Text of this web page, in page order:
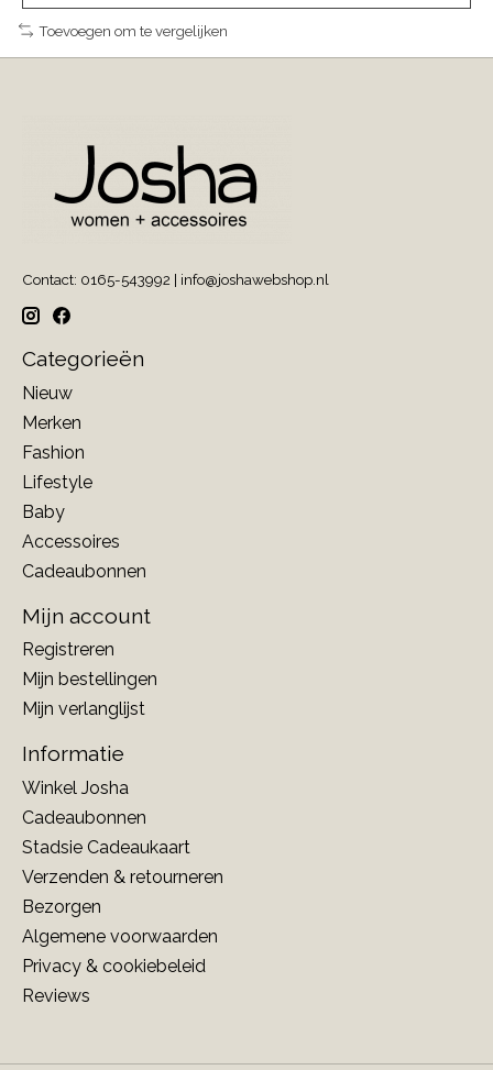
Toevoegen om te vergelijken
Contact: 0165-543992 | info@joshawebshop.nl
Categorieën
Nieuw
Merken
Fashion
Lifestyle
Baby
Accessoires
Cadeaubonnen
Mijn account
Registreren
Mijn bestellingen
Mijn verlanglijst
Informatie
Winkel Josha
Cadeaubonnen
Stadsie Cadeaukaart
Verzenden & retourneren
Bezorgen
Algemene voorwaarden
Privacy & cookiebeleid
Reviews